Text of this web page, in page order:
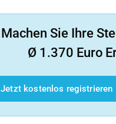
Machen Sie Ihre
Ø 1.370 Euro
Jetzt kostenlos registrieren